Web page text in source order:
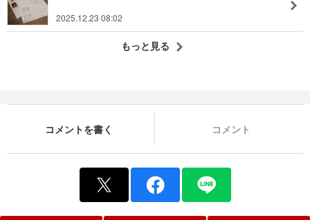
2025.12.23 08:02
もっと見る
コメントを書く コメント